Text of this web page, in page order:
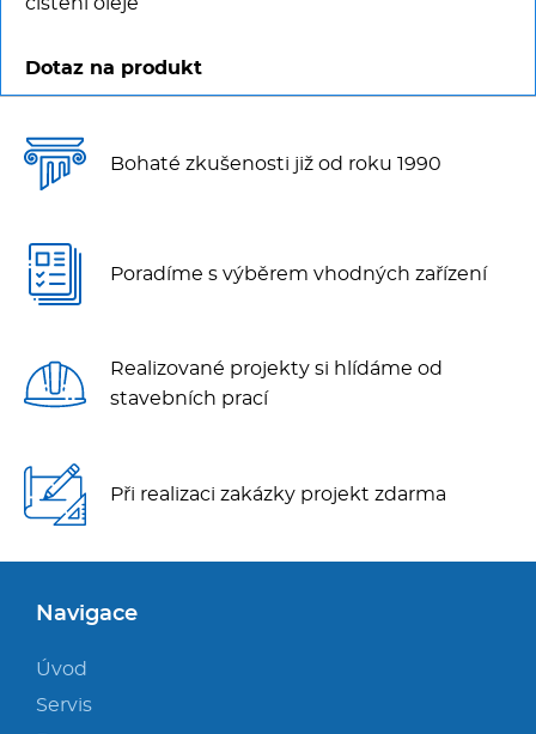
Dotaz na produkt
Bohaté zkušenosti již od roku 1990
Poradíme s výběrem vhodných zařízení
Realizované projekty si hlídáme od
stavebních prací
Při realizaci zakázky projekt zdarma
Navigace
Úvod
Servis